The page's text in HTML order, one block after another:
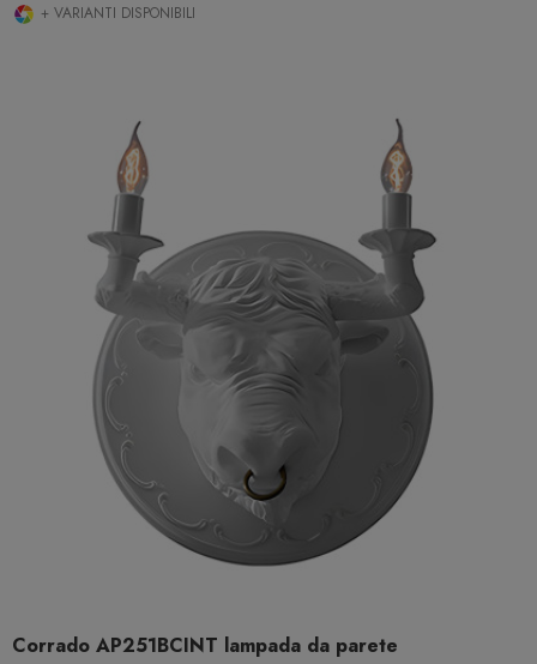
+ VARIANTI DISPONIBILI
Corrado AP251BCINT lampada da parete